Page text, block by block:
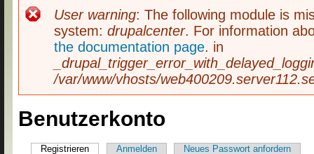
Fehlermeldung
User warning: The following module is
system: drupalcenter. For information
the documentation page. in
/var/www/vhosts/
Benutzerkonto
Registrieren (aktiver Reiter)
Anmelden Neues Passwort anfordern